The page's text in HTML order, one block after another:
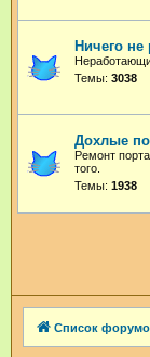
Ничего не
Темы: 3038
Дохлые
Ремонт
того.
Темы: 1938
Список